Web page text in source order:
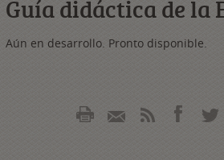
Guía didáctica de la
Aún en desarrollo. Pronto disponible.